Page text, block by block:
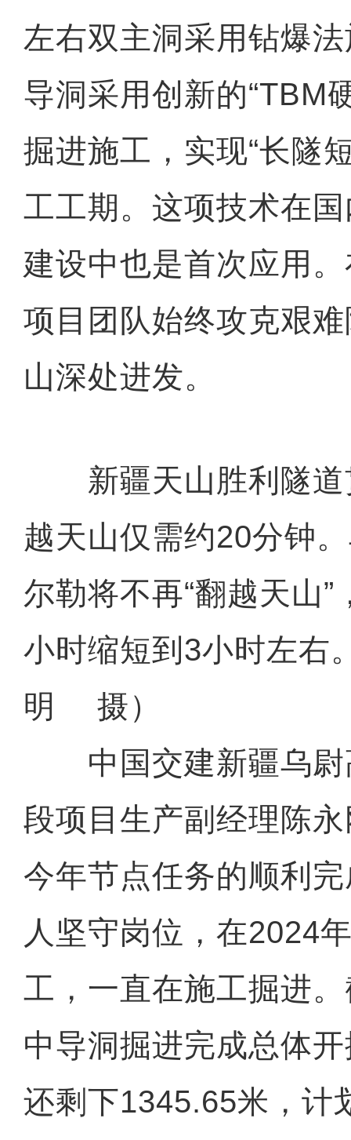
左右双主洞采用钻爆
导洞采用创新的“TBM
掘进施工，实现“长隧
工工期。这项技术在
建设中也是首次应用
项目团队始终攻克艰
山深处进发。
新疆天山胜利隧道
越天山仅需约20分钟
尔勒将不再“翻越天山
小时缩短到3小时左右
明 摄）
中国交建新疆乌尉
段项目生产副经理陈
今年节点任务的顺利
人坚守岗位，在2024
工，一直在施工掘进
中导洞掘进完成总体
还剩下1345.65米，计